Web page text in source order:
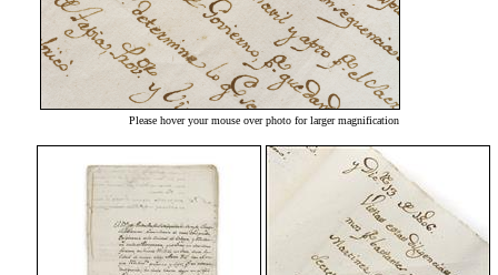
Please hover your mouse over photo for larger magnification